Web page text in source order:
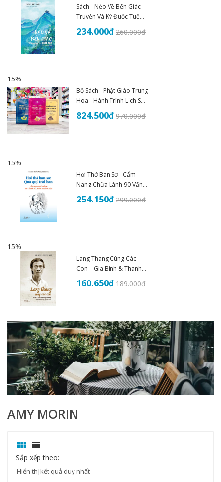
Sách - Nẻo Về Bến Giác –
Truyện Và Ký Đuốc Tuệ
(1935–1945) - An Thư
Book
234.000đ260.000đ
15%
Bộ Sách - Phật Giáo Trung
Hoa - Hành Trình Lịch Sử
Văn Hóa Và Tư Tưởng
(Trọn Bộ 3 Tập)
824.500đ970.000đ
15%
Hơi Thở Ban Sơ - Cẩm
Nang Chữa Lành 90 Vấn
Đề Sức Khoẻ - THS.BS
Đoàn Nhật Trung (2025)
254.150đ299.000đ
15%
Lang Thang Cùng Các
Con – Gia Bình & Thanh
Nhã
160.650đ189.000đ
AMY MORIN
 
Sắp xếp theo:
Hiển thị kết quả duy nhất